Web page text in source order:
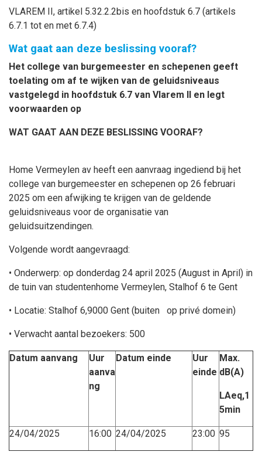
VLAREM II, artikel 5.32.2.2bis en hoofdstuk 6.7 (artikels
6.7.1 tot en met 6.7.4)
Wat gaat aan deze beslissing vooraf?
Het college van burgemeester en schepenen geeft
toelating om af te wijken van de geluidsniveaus
vastgelegd in hoofdstuk 6.7 van Vlarem II en legt
voorwaarden op
WAT GAAT AAN DEZE BESLISSING VOORAF?
Home Vermeylen av heeft een aanvraag ingediend bij het
college van burgemeester en schepenen op 26 februari
2025 om een afwijking te krijgen van de geldende
geluidsniveaus voor de organisatie van
geluidsuitzendingen.
Volgende wordt aangevraagd:
• Onderwerp: op donderdag 24 april 2025 (August in April) in
de tuin van studentenhome Vermeylen, Stalhof 6 te Gent
• Locatie: Stalhof 6,9000 Gent (buiten op privé domein)
• Verwacht aantal bezoekers: 500
Datum aanvang
Uur
aanva
ng
Datum einde
Uur
einde
Max.
dB(A)
LAeq,1
5min
24/04/2025 16:00 24/04/2025 23:00 95